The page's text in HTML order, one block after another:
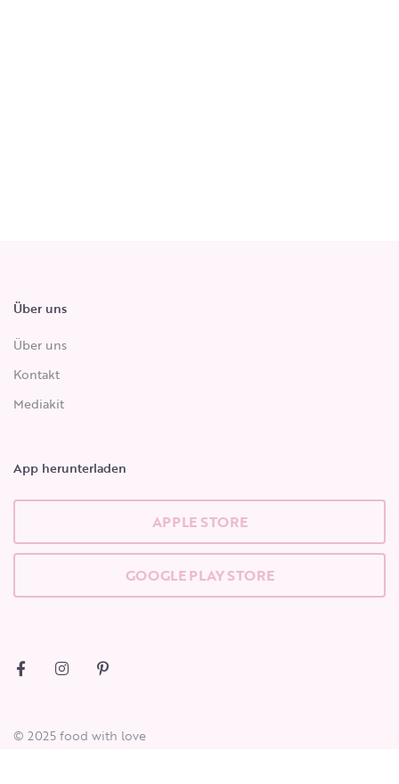
Über uns
Über uns
Kontakt
Mediakit
App herunterladen
APPLE STORE
GOOGLE PLAY STORE
© 2025 food with love